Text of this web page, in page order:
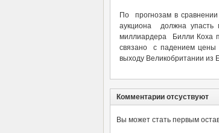
По прогнозам в
аукциона должна упасть
миллиардера Билли Коха
связано с падением цены
выходу Великобритании из
Комментарии отсуствуют
Вы может стать первым